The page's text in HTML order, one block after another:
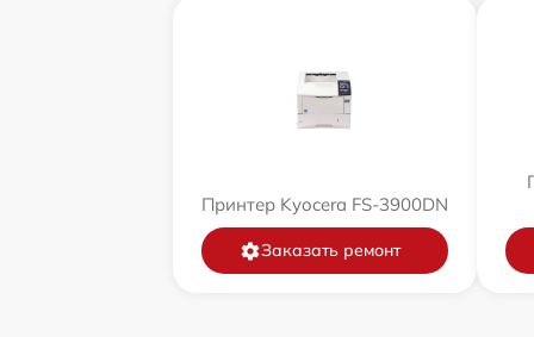
Принтер Kyocera FS-3900DN
Заказать ремонт